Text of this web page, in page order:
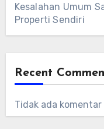
Kesalahan Umum
Properti Sendiri
Recent
Tidak ada